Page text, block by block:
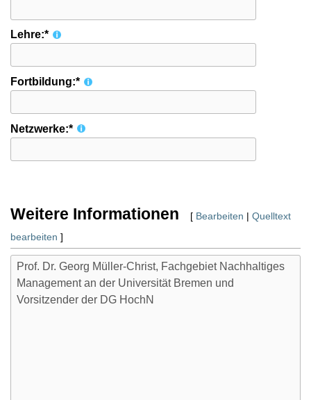
Lehre:*
Fortbildung:*
Netzwerke:*
Weitere Informationen [ Bearbeiten | Quelltext
bearbeiten ]